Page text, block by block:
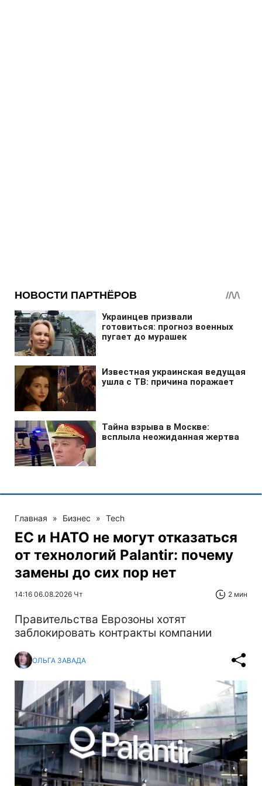
Главная » Бизнес » Tech
ЕС и НАТО не могут отказаться
от технологий Palantir: почему
замены до сих пор нет
14:16 06.08.2026 Чт 2 мин
Правительства Еврозоны хотят
заблокировать контракты компании
ОЛЬГА ЗАВАДА